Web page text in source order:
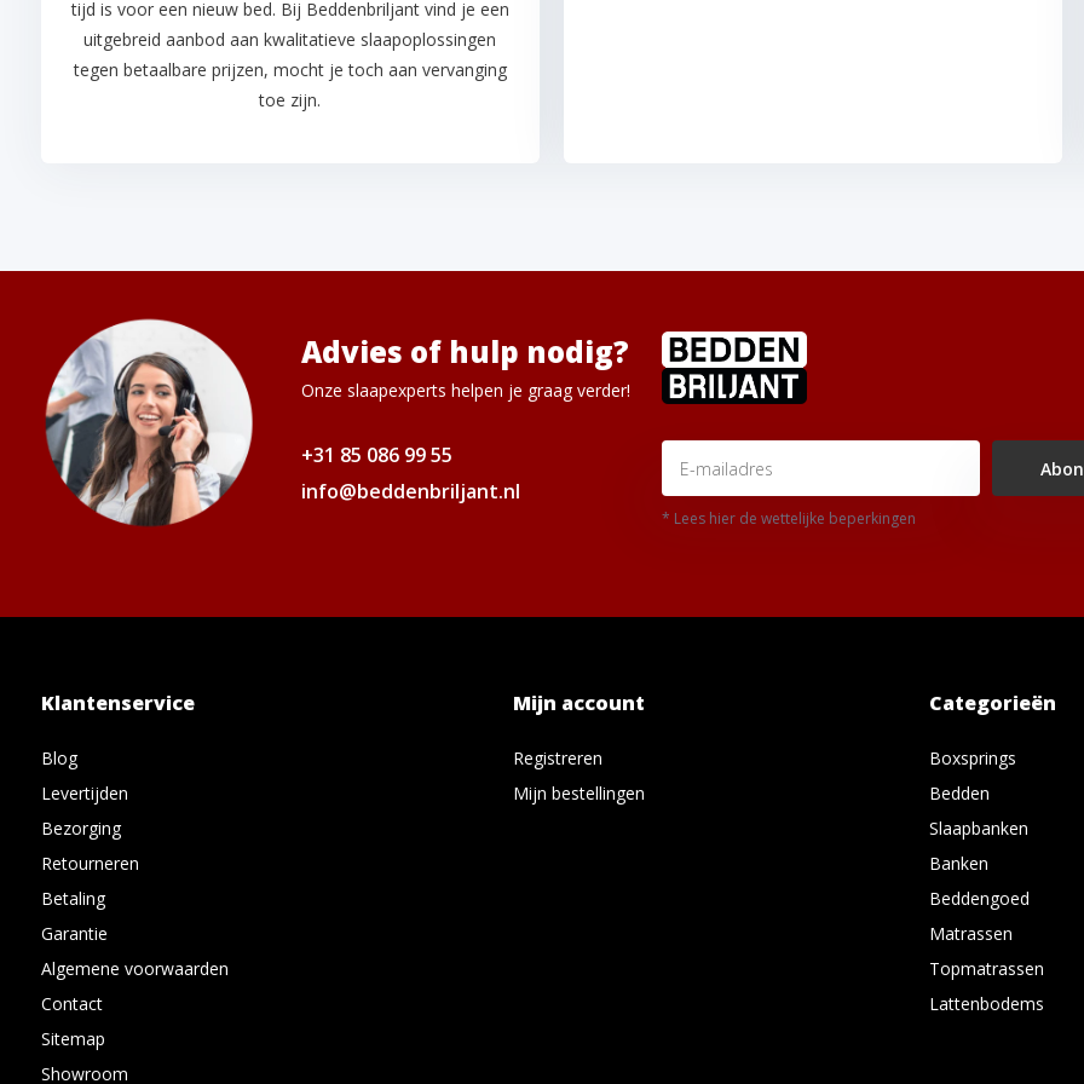
tijd is voor een nieuw bed. Bij Beddenbriljant vind je een
uitgebreid aanbod aan kwalitatieve slaapoplossingen
tegen betaalbare prijzen, mocht je toch aan vervanging
toe zijn.
Advies of hulp nodig?
Onze slaapexperts helpen je graag verder!
+31 85 086 99 55
info@beddenbriljant.nl
* Lees hier de wettelijke beperkingen
Klantenservice
Blog
Levertijden
Bezorging
Retourneren
Betaling
Garantie
Algemene voorwaarden
Contact
Sitemap
Showroom
Mijn account
Registreren
Mijn bestellingen
Categorieën
Boxsprings
Bedden
Slaapbanken
Banken
Beddengoed
Matrassen
Topmatrassen
Lattenbodems